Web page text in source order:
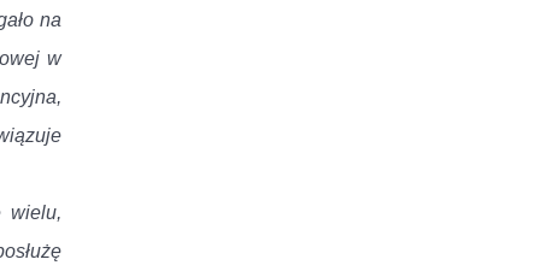
na
w
wielu,